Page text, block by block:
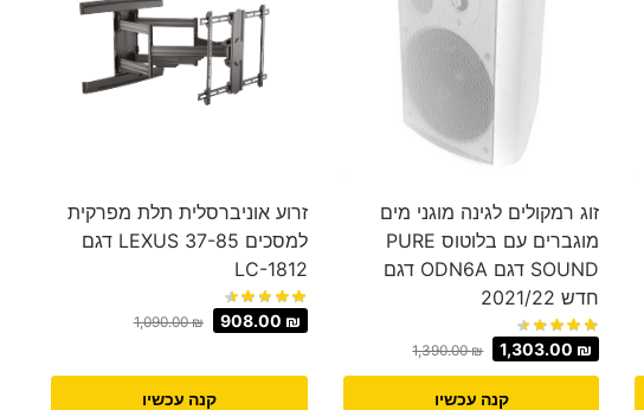
זוג רמקולים לגינה מוגני מים
מוגברים עם בלוטוס PURE
SOUND דגם ODN6A דגם
חדש 2021/22
1,390.00₪ 1,303.00 ₪
קנה עכשיו
זרוע אוניברסלית תלת מפרקית
למסכים 37-85 LEXUS דגם
LC-1812
1,090.00₪ 908.00 ₪
קנה עכשיו